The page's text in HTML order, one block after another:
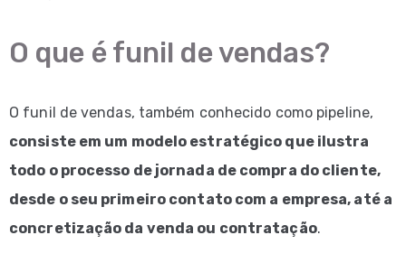
O que é funil de vendas?
O funil de vendas, também conhecido como pipeline,
consiste em um modelo estratégico que ilustra
todo o processo de jornada de compra do cliente,
desde o seu primeiro contato com a empresa, até a
concretização da venda ou contratação.